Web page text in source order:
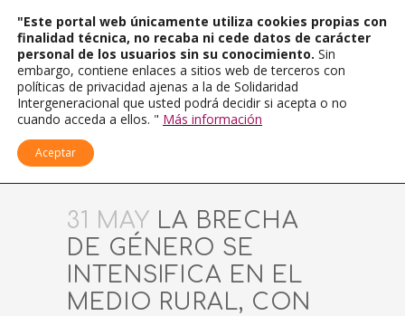
31 MAY LA BRECHA
DE GÉNERO SE
INTENSIFICA EN EL
MEDIO RURAL, CON
"Este portal web únicamente utiliza cookies propias con
finalidad técnica, no recaba ni cede datos de carácter
personal de los usuarios sin su conocimiento. Sin
embargo, contiene enlaces a sitios web de terceros con
políticas de privacidad ajenas a la de Solidaridad
Intergeneracional que usted podrá decidir si acepta o no
cuando acceda a ellos. " Más información
Aceptar